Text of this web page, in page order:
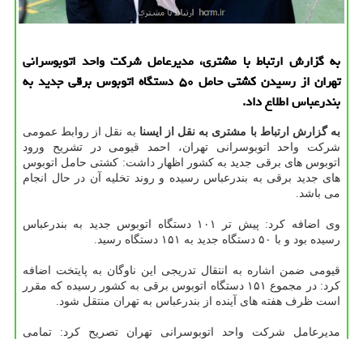
به گزارش ارتباط با مشتری، مدیرعامل شرکت واحد اتوبوسرانی
تهران از رسیدن کشتی حامل ۵۰ دستگاه اتوبوس برقی جدید به
بندرعباس اطلاع داد.
به گزارش ارتباط با مشتری به نقل از ایسنا به نقل از روابط عمومی
شرکت واحد اتوبوسرانی تهران، احمد قیومی در تشریح ورود
اتوبوس های برقی جدید به کشور اظهار داشت: کشتی حامل اتوبوس
های جدید برقی به بندرعباس رسیده و روند تخلیه آن در حال انجام
می باشد.
وی اضافه کرد: پیش تر ۱۰۱ دستگاه اتوبوس جدید به بندرعباس
رسیده بود و با ۵۰ دستگاه جدید به ۱۵۱ دستگاه رسید.
قیومی ضمن اشاره به انتقال تدریجی این ناوگان به پایتخت اضافه
کرد: در مجموع ۱۵۱ دستگاه اتوبوس برقی به کشور رسیده که مقرر
است ظرف هفته های آینده از بندرعباس به تهران منتقل شود.
مدیرعامل شرکت واحد اتوبوسرانی تهران تصریح کرد: تمامی